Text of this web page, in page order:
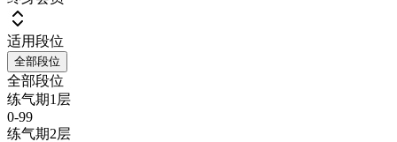
适用段位
全部段位
全部段位
练气期1层
0-99
练气期2层